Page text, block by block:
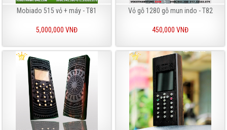
Mobiado 515 vỏ + máy - T81
5,000,000 VNĐ
Vỏ gỗ 1280 gỗ mun indo - T82
450,000 VNĐ